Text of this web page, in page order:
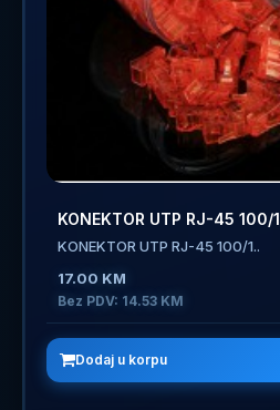
KONEKTOR UTP RJ-45 100/1
KONEKTOR UTP RJ-45 100/1..
17.00 KM
Bez PDV: 14.53 KM
Dodaj u korpu